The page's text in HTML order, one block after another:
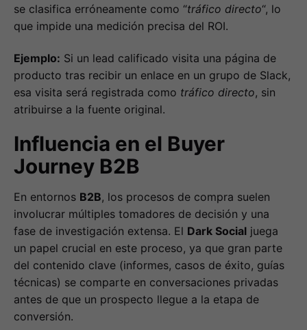
se clasifica erróneamente como “tráfico directo“, lo
que impide una medición precisa del ROI.
Ejemplo: Si un lead calificado visita una página de
producto tras recibir un enlace en un grupo de Slack,
esa visita será registrada como tráfico directo, sin
atribuirse a la fuente original.
Influencia en el Buyer
Journey B2B
En entornos B2B, los procesos de compra suelen
involucrar múltiples tomadores de decisión y una
fase de investigación extensa. El Dark Social juega
un papel crucial en este proceso, ya que gran parte
del contenido clave (informes, casos de éxito, guías
técnicas) se comparte en conversaciones privadas
antes de que un prospecto llegue a la etapa de
conversión.